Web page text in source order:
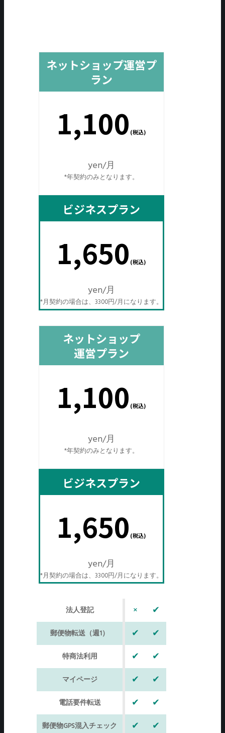
ネットショップ運営プ
ラン
1,100 (税込)
yen/月
*年契約のみとなります。
ビジネスプラン
1,650 (税込)
yen/月
*月契約の場合は、3300円/月になります。
ネットショップ
運営プラン
1,100 (税込)
yen/月
*年契約のみとなります。
ビジネスプラン
1,650 (税込)
yen/月
*月契約の場合は、3300円/月になります。
法人登記 × ✔
郵便物転送（週1） ✔ ✔
特商法利用 ✔ ✔
マイページ ✔ ✔
電話要件転送 ✔ ✔
郵便物GPS混入チェック ✔ ✔